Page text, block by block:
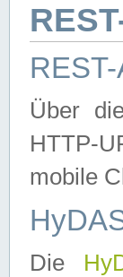
REST-
Über
HTTP-
mobile
Die